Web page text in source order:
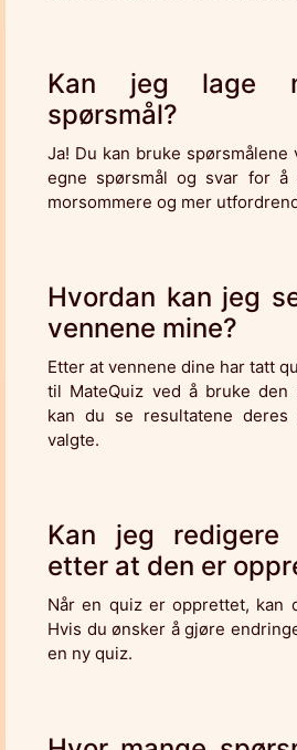
Kan jeg lage
spørsmål?
Ja! Du kan bruke spørsmålene
egne spørsmål og svar for å
morsommere og mer
Hvordan kan jeg
vennene mine?
Etter at vennene dine har tatt
til MateQuiz ved å bruke den
kan du se resultatene
valgte.
Kan jeg redigere
etter at den er
Når en quiz er opprettet, kan
Hvis du ønsker å gjøre
en ny quiz.